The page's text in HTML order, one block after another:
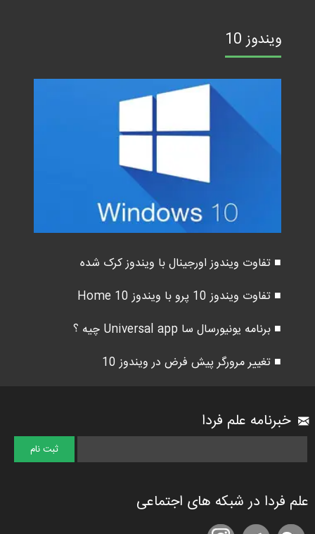
ویندوز 10
■ تفاوت ویندوز اورجینال با ویندوز کرک شده
■ تفاوت ویندوز 10 پرو با ویندوز 10 Home
■ برنامه یونیورسال سا Universal app چیه ؟
■ تغییر مرورگر پیش فرض در ویندوز 10
خبرنامه علم فردا
علم فردا در شبکه های اجتماعی